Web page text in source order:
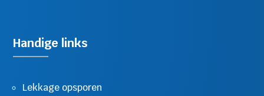
Handige links
Lekkage opsporen